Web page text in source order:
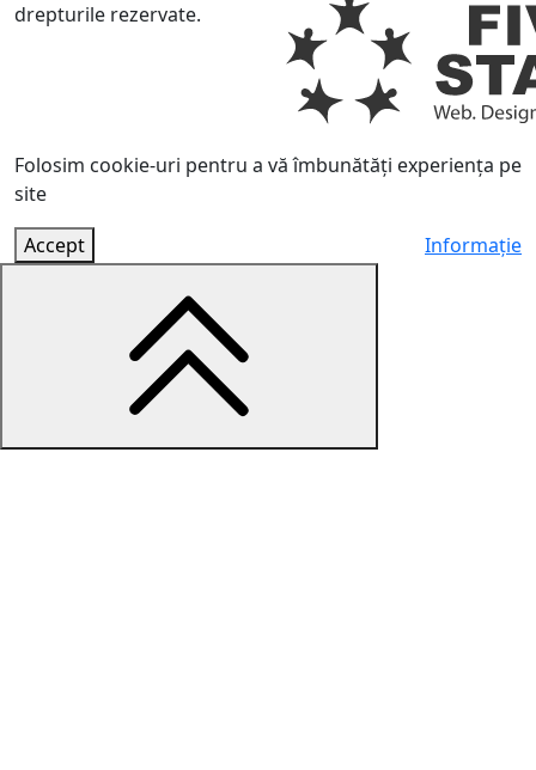
drepturile rezervate.
Folosim cookie-uri pentru a vă îmbunătăți experiența pe
site
Accept
Informație